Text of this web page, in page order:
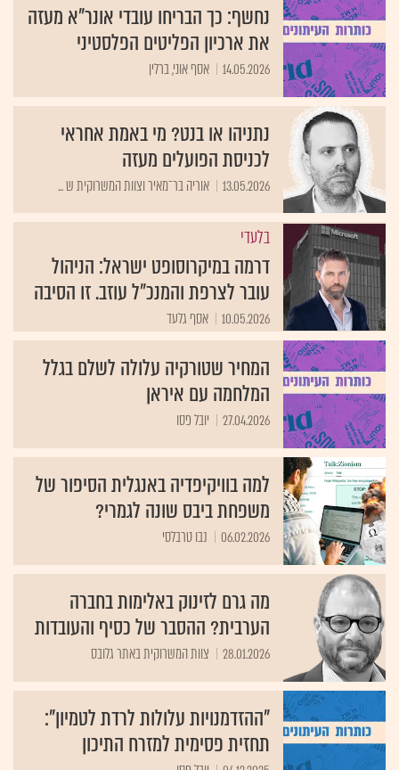
נחשף: כך הבריחו עובדי אונר"א מעזה
את ארכיון הפליטים הפלסטיני
14.05.2026 אסף אוני, ברלין
נתניהו או בנט? מי באמת אחראי
לכניסת הפועלים מעזה
13.05.2026 אוריה בר־מאיר וצוות המשרוקית ש ...
בלעדי
דרמה במיקרוסופט ישראל: הניהול
עובר לצרפת והמנכ״ל עוזב. זו הסיבה
10.05.2026 אסף גלעד
המחיר שטורקיה עלולה לשלם בגלל
המלחמה עם איראן
27.04.2026 יובל פסו
למה בוויקיפדיה באנגלית הסיפור של
משפחת ביבס שונה לגמרי?
06.02.2026 נבו טרבלסי
מה גרם לזינוק באלימות בחברה
הערבית? ההסבר של כסיף והעובדות
28.01.2026 צוות המשרוקית באתר גלובס
"ההזדמנויות עלולות לרדת לטמיון":
תחזית פסימית למזרח התיכון